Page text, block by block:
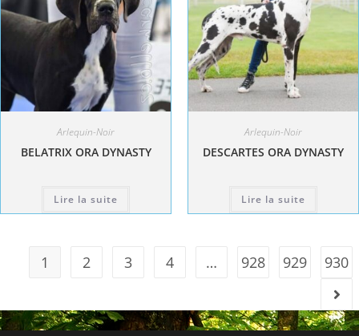
Arlequin-Noir
BELATRIX ORA DYNASTY
Lire la suite
Arlequin-Noir
DESCARTES ORA DYNASTY
Lire la suite
1 2 3 4 … 928 929 930